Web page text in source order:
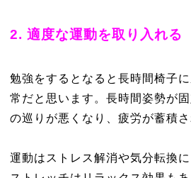
2. 適度な運動を取り入れる
勉強をするとなると長時間椅子
常だと思います。長時間姿勢が
の巡りが悪くなり、疲労が蓄積さ
運動はストレス解消や気分転換